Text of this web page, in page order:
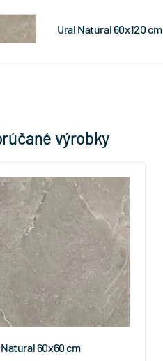
Ural Natural 60x120 cm
výrobky
60x60 cm